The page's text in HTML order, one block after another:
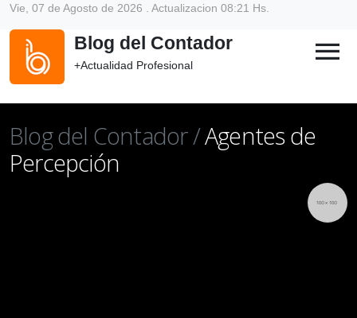
Vie, 07 de Agosto de 2026 . Actualizacion 08:21 Hs.
Blog del Contador
+Actualidad Profesional menu
Blog del Contador /Agentes de
Percepción